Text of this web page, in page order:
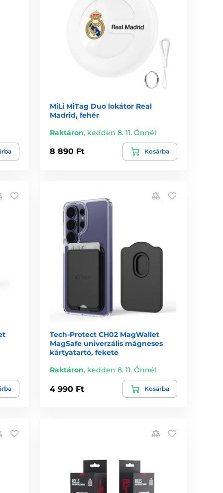
MiLi MiTag Duo lokátor Real
Madrid, fehér
Raktáron, kedden 8. 11. Önnél
8 890 Ft Kosárba
Tech-Protect CH02 MagWallet
MagSafe univerzális mágneses
kártyatartó, fekete
Raktáron, kedden 8. 11. Önnél
4 990 Ft Kosárba